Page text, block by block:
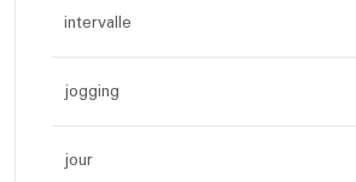
intervalle
jogging
jour